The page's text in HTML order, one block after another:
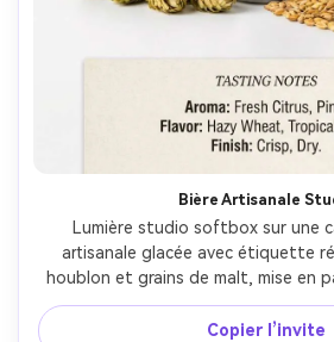
Bière Artisanale
Lumière studio softbox sur une
artisanale glacée avec étiquette
houblon et grains de malt, mise en
principal en haut et notes de
dégradé blanc-crème, Canon EOS
Copier l’invite